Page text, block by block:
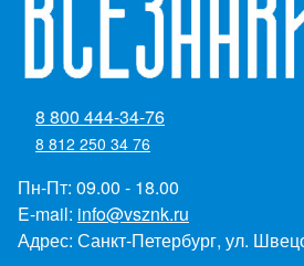
8 800 444-34-76
8 812 250 34 76
Пн-Пт: 09.00 - 18.00
E-mail: info@vsznk.ru
Адрес: Санкт-Петербург, ул.